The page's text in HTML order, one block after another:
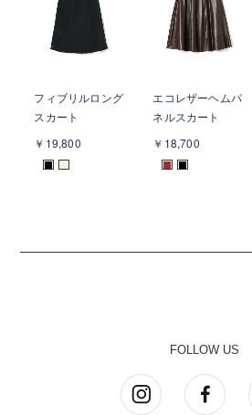
フィブリルロング
スカート
￥19,800
■ ■
エコレザーヘムパ
ネルスカート
￥18,700
■ ■
FOLLOW US